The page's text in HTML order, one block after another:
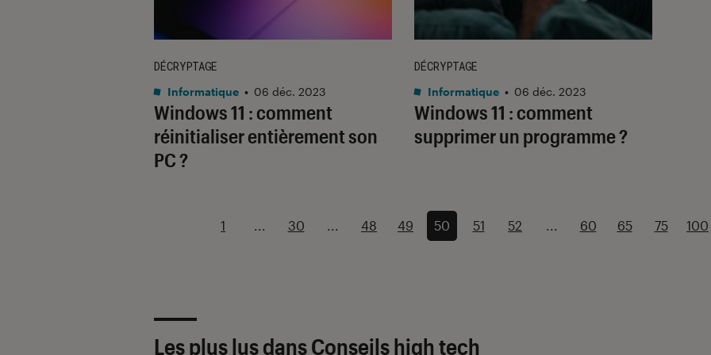
Windows 11 : comment
réinitialiser entièrement son
PC ?
DÉCRYPTAGE
Informatique • 06 déc. 2023
Windows 11 : comment
supprimer un programme ?
DÉCRYPTAGE
Informatique • 06 déc. 2023
1 ... 30 ... 48 49 50 51 52 ... 60 65 75 100
Les plus lus dans Conseils high tech